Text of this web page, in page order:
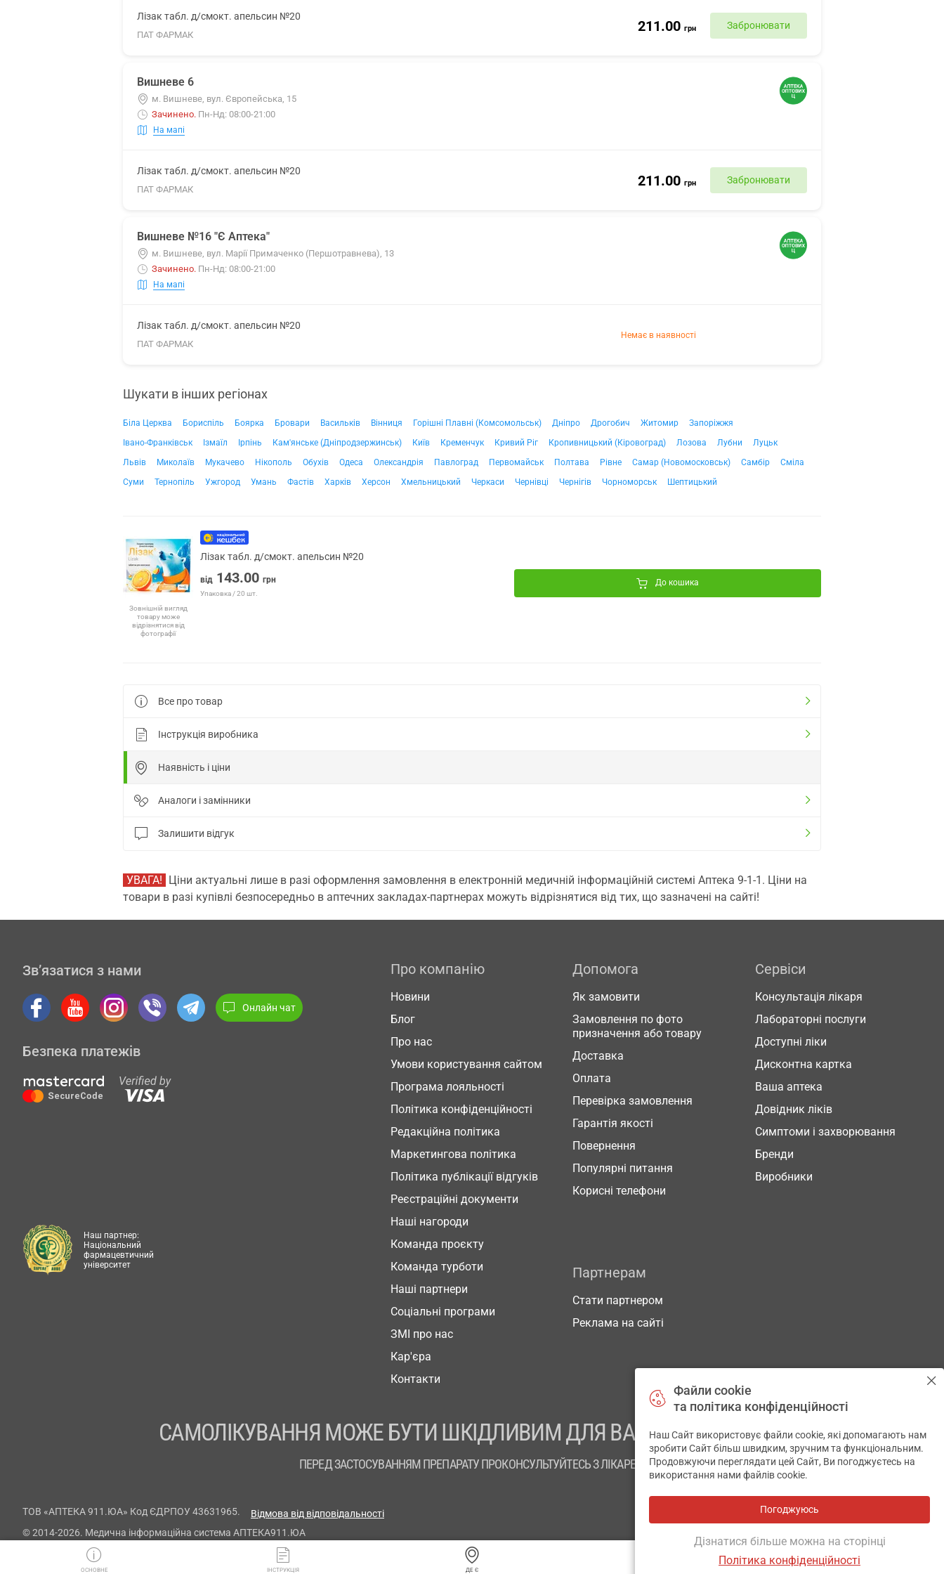
Лізак табл. д/смокт. апельсин №20
ПАТ ФАРМАК
211.00 грн Забронювати
Вишневе 6
м. Вишневе, вул. Європейська, 15
Зачинено. Пн-Нд: 08:00-21:00
На мапі
Лізак табл. д/смокт. апельсин №20
ПАТ ФАРМАК
211.00 грн Забронювати
Вишневе №16 "Є Аптека"
м. Вишневе, вул. Марії Примаченко (Першотравнева), 13
Зачинено. Пн-Нд: 08:00-21:00
На мапі
Лізак табл. д/смокт. апельсин №20
ПАТ ФАРМАК
Немає в наявності
Шукати в інших регіонах
Біла Церква Бориспіль Боярка Бровари Васильків Вінниця Горішні Плавні (Комсомольськ) Дніпро Дрогобич Житомир
Запоріжжя
Івано-Франківськ
Ізмаїл Ірпінь Кам'янське (Дніпродзержинськ) Київ Кременчук Кривий Ріг Кропивницький (Кіровоград) Лозова Лубни
Луцьк
Львів
Миколаїв Мукачево Нікополь Обухів Одеса Олександрія Павлоград Первомайськ Полтава Рівне Самар (Новомосковськ) Самбір
Сміла
Суми
Тернопіль Ужгород Умань Фастів Харків Херсон Хмельницький Черкаси Чернівці Чернігів Чорноморськ Шептицький
Зовнішній вигляд
товару може
відрізнятися від
фотографії
Лізак табл. д/смокт. апельсин №20
від 143.00 грн
Упаковка / 20 шт.
До кошика
ОСНОВНЕ ІНСТРУКЦІЯ ДЕ Є
Все про товар
Інструкція виробника
Наявність і ціни
Аналоги і замінники
Залишити відгук
УВАГА! Ціни актуальні лише в разі оформлення замовлення в електронній медичній інформаційній системі Аптека 9-1-1. Ціни на
товари в разі купівлі безпосередньо в аптечних закладах-партнерах можуть відрізнятися від тих, що зазначені на сайті!
Зв’язатися з нами
Онлайн чат
Безпека платежів
Про компанію
Новини
Блог
Про нас
Умови користування сайтом
Програма лояльності
Політика конфіденційності
Редакційна політика
Маркетингова політика
Політика публікації відгуків
Реєстраційні документи
Наші нагороди
Команда проєкту
Команда турботи
Наші партнери
Соціальні програми
ЗМІ про нас
Кар'єра
Контакти
Допомога
Як замовити
Замовлення по фото
призначення або товару
Доставка
Оплата
Перевірка замовлення
Гарантія якості
Повернення
Популярні питання
Корисні телефони
Сервіси
Консультація лікаря
Лабораторні послуги
Доступні ліки
Дисконтна картка
Ваша аптека
Довідник ліків
Симптоми і захворювання
Бренди
Виробники
Партнерам
Стати партнером
Реклама на сайті
Наш партнер:
Національний
фармацевтичний
університет
САМОЛІКУВАННЯ МОЖЕ БУТИ ШКІДЛИВИМ ДЛЯ ВАШОГО ЗДОРОВ’Я
ПЕРЕД ЗАСТОСУВАННЯМ ПРЕПАРАТУ ПРОКОНСУЛЬТУЙТЕСЬ З ЛІКАРЕМ
ТОВ «АПТЕКА 911.ЮА» Код ЄДРПОУ 43631965.
Відмова від відповідальності
© 2014-2026. Медична інформаційна система АПТЕКА911.ЮА
Файли cookie
та політика конфіденційності
Наш Сайт використовує файли cookie, які допомагають нам
зробити Сайт більш швидким, зручним та функціональним.
Продовжуючи переглядати цей Сайт, Ви погоджуєтесь на
використання нами файлів cookie.
Погоджуюсь
Дізнатися більше можна на сторінці
Політика конфіденційності
✕